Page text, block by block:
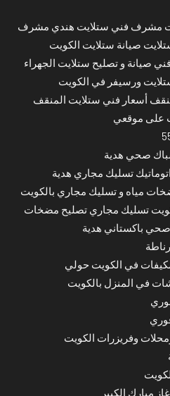
مشرف فني ستلايت هندي مشرف
صيانة ستلايت الكويت
صيانة و تصليح ستلايت الجهراء
ورسيفر في الكويت
أسعار فني ستلايت المنقف
على موقعي
صحي هدية
تسليك مجاري هدية
مياه و تسليك مجاري بالكويت
تسليك مجاري تصليح مضخات
باكستاني هدية
في الكويت حولي
في المنزل بالكويت
وفريزرات الكويت
مبارك الكبير